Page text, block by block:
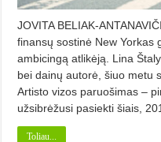
JOVITA BELIAK-
finansų sostinė New Yorkas
ambicingą atlikėją. Lina
bei dainų autorė, šiuo metu
Artisto vizos paruošimas –
užsibrėžusi pasiekti šiais,
Toliau...